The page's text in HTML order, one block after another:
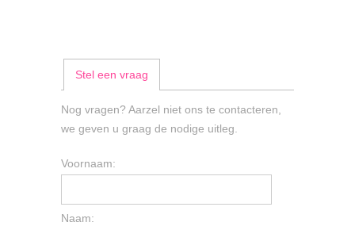
Stel een vraag
Nog vragen? Aarzel niet ons te contacteren,
we geven u graag de nodige uitleg.
Voornaam:
Naam: